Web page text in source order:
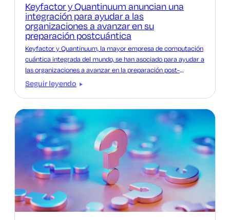
Keyfactor y Quantinuum anuncian una
integración para ayudar a las
organizaciones a avanzar en su
preparación postcuántica
Keyfactor y Quantinuum, la mayor empresa de computación
cuántica integrada del mundo, se han asociado para ayudar a
las organizaciones a avanzar en la preparación post-
cuántica.
Seguir leyendo